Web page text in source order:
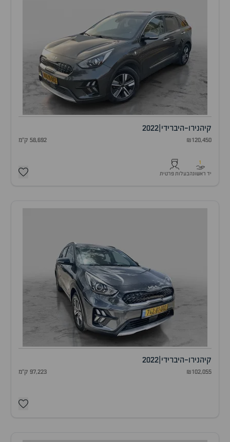
קיהנירו-היברידי 2022
₪120,450 58,692 ק"מ
1
יד ראשונהבעלות פרטית
קיהנירו-היברידי 2022
₪102,055 97,223 ק"מ